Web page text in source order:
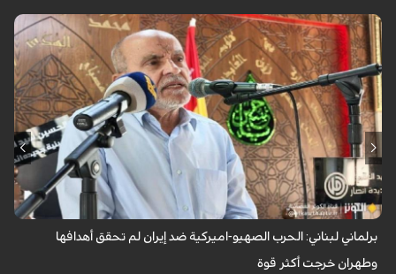
أكد عضو كتلة الوفاء للمقاومة في مجلس النواب اللبناني النائب، حسين جشي،
أن المنطقة تشهد مواجهة بين المشروع الصهيو-امريكي لإخضاع المنطقة
وسلب ثرواتها، م...
برلماني لبناني: الحرب الصهیو-امیرکیة ضد إيران لم تحقق أهدافها
وطهران خرجت أكثر قوة